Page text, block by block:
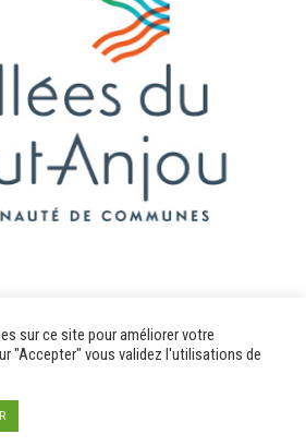
sur ce site pour améliorer votre
"Accepter" vous validez l'utilisations de